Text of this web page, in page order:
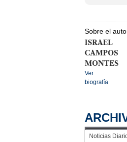
Sobre el
ISRAEL
CAMPOS
MONTES
Ver
biografía
Noticias